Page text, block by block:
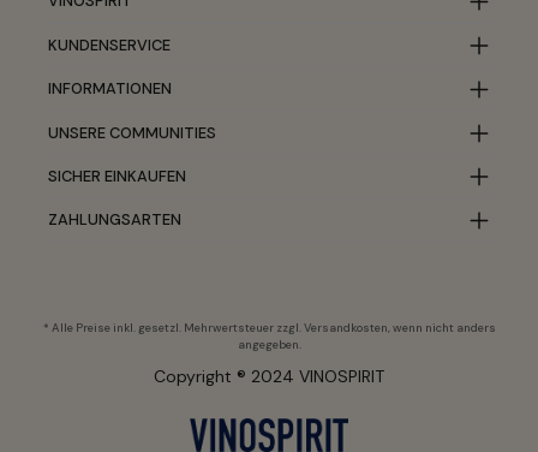
KUNDENSERVICE
INFORMATIONEN
UNSERE COMMUNITIES
SICHER EINKAUFEN
ZAHLUNGSARTEN
* Alle Preise inkl. gesetzl. Mehrwertsteuer zzgl.Versandkosten, wenn nicht anders
angegeben.
Copyright ® 2024 VINOSPIRIT